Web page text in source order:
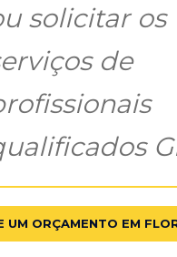
solicitar os
de
UM ORÇAMENTO EM